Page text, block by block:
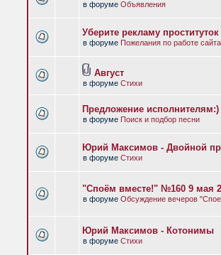
в форуме Объявления
Уберите рекламу
в форуме Пожелания по работе
Август
в форуме Стихи
Предложение исполнителям:)
в форуме Поиск и подбор песни
Юрий Максимов - Двойной
в форуме Стихи
"Споём вместе!" №160 9 мая
в форуме Обсуждение вечеров
Юрий Максимов - Котонимы
в форуме Стихи